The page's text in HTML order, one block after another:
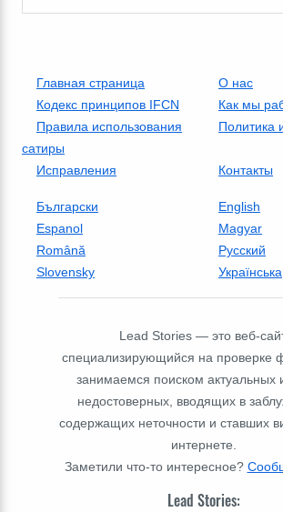
Главная страница
О нас
Кодекс принципов IFCN
Как мы
Правила использования
сатиры
Политика
Исправления Контакты
Български
English
Espanol
Magyar
Română
Русский
Slovensky
Українська
Lead Stories — это веб-
специализирующийся на проверке
занимаемся поиском актуальных
недостоверных, вводящих в
содержащих неточности и ставших
интернете.
Заметили что-то интересное?
Lead Stories: